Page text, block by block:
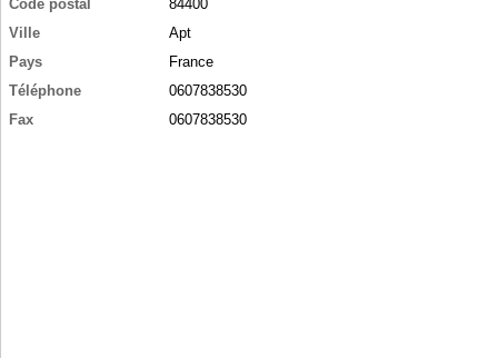
Code postal
84400
Ville
Apt
Pays
France
Téléphone
0607838530
Fax
0607838530